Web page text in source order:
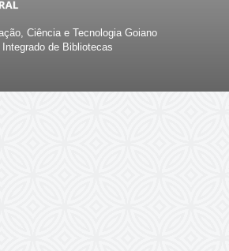
Ciência e Tecnologia Goiano
de Bibliotecas